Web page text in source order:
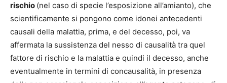
rischio (nel caso di specie l’esposizione all’amianto), che
scientificamente si pongono come idonei antecedenti
causali della malattia, prima, e del decesso, poi, va
affermata la sussistenza del nesso di causalità tra quel
fattore di rischio e la malattia e quindi il decesso, anche
eventualmente in termini di concausalità, in presenza